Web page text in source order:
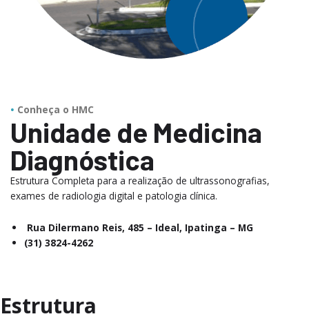
Conheça o HMC
Unidade de Medicina
Diagnóstica
Estrutura Completa para a realização de ultrassonografias,
exames de radiologia digital e patologia clínica.
Rua Dilermano Reis, 485 – Ideal, Ipatinga – MG
(31) 3824-4262
Estrutura